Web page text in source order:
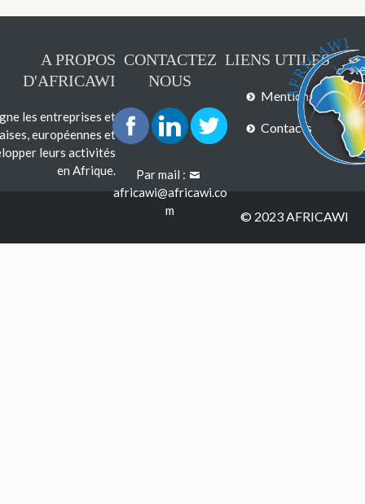
A PROPOS
D'AFRICAWI
les entreprises et
européennes et
leurs activités
en Afrique.
CONTACTEZ
NOUS
Par mail :
africawi@africawi.co
m
LIENS UTILES
Mentions légales
Contacts
© 2023 AFRICAWI